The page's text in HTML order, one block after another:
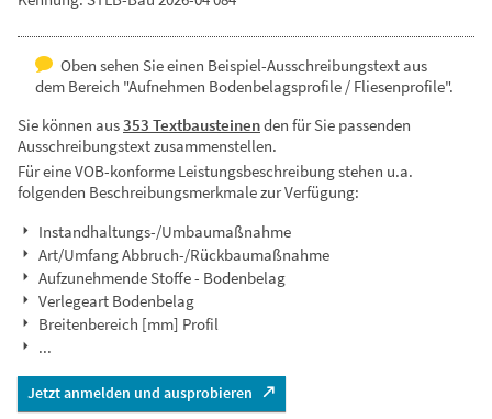
Oben sehen Sie einen Beispiel-Ausschreibungstext aus
dem Bereich "Aufnehmen Bodenbelagsprofile / Fliesenprofile".
Sie können aus353 Textbausteinenden für Sie passenden
Ausschreibungstext zusammenstellen.
Für eine VOB-konforme Leistungsbeschreibung stehen u.a.
folgenden Beschreibungsmerkmale zur Verfügung:
Instandhaltungs-/Umbaumaßnahme
Art/Umfang Abbruch-/Rückbaumaßnahme
Aufzunehmende Stoffe - Bodenbelag
Verlegeart Bodenbelag
Breitenbereich [mm] Profil
...
Jetzt anmelden und ausprobieren